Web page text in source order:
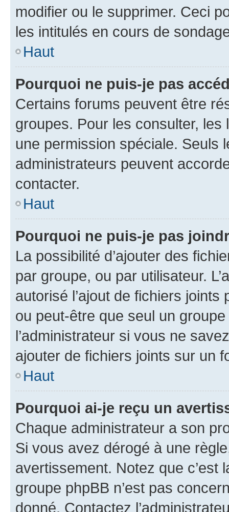
modifier ou le supprimer. Ceci
les intitulés en cours de
Haut
Pourquoi ne puis-je pas
Certains forums peuvent être
groupes. Pour les consulter,
une permission spéciale. Seuls
administrateurs peuvent
contacter.
Haut
Pourquoi ne puis-je pas
La possibilité d’ajouter des
par groupe, ou par utilisateur.
autorisé l’ajout de fichiers
ou peut-être que seul un
l’administrateur si vous ne
ajouter de fichiers joints sur un
Haut
Pourquoi ai-je reçu un
Chaque administrateur a son
Si vous avez dérogé à une
avertissement. Notez que c’est
groupe phpBB n’est pas
donné. Contactez